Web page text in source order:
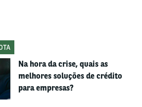
as partes sobre o valor pago
recebe o montante total
Faça uma simulação aqui.
Na hora da crise, quais as
melhores soluções de crédito
para empresas?